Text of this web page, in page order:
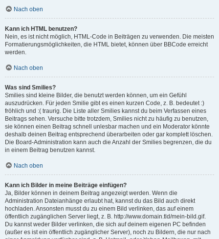
Nach oben
Kann ich HTML benutzen?
Nein, es ist nicht möglich, HTML-Code in Beiträgen zu verwenden. Die meisten
Formatierungsmöglichkeiten, die HTML bietet, können über BBCode erreicht
werden.
Nach oben
Was sind Smilies?
Smilies sind kleine Bilder, die benutzt werden können, um ein Gefühl
auszudrücken. Für jeden Smilie gibt es einen kurzen Code, z. B. bedeutet :)
fröhlich und :( traurig. Die Liste aller Smilies kannst du beim Verfassen eines
Beitrags sehen. Versuche bitte trotzdem, Smilies nicht zu häufig zu benutzen,
sie können einen Beitrag schnell unlesbar machen und ein Moderator könnte
deshalb deinen Beitrag entsprechend überarbeiten oder gar komplett löschen.
Die Board-Administration kann auch die Anzahl der Smilies begrenzen, die du
in einem Beitrag benutzen kannst.
Nach oben
Kann ich Bilder in meine Beiträge einfügen?
Ja, Bilder können in deinem Beitrag angezeigt werden. Wenn die
Administration Dateianhänge erlaubt hat, kannst du das Bild auch direkt
hochladen. Ansonsten musst du zu einem Bild verlinken, das auf einem
öffentlich zugänglichen Server liegt, z. B. http://www.domain.tld/mein-bild.gif.
Du kannst weder Bilder verlinken, die sich auf deinem eigenen PC befinden
(außer es ist ein öffentlich zugänglicher Server), noch zu Bildern, die nur nach